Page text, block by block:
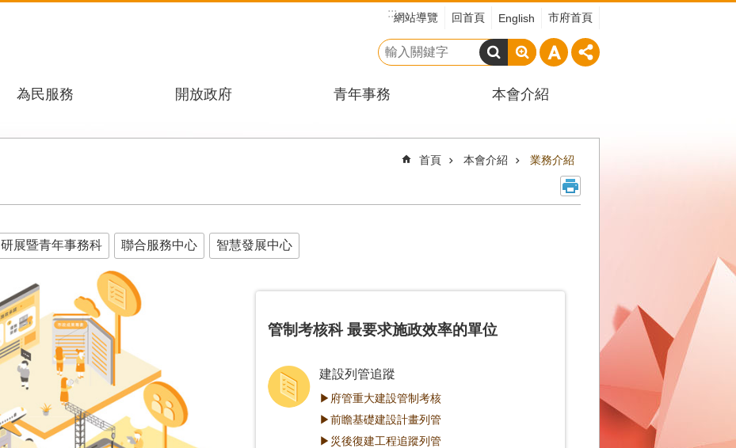
:::網站導覽 回首頁 English 市府首頁
搜
尋
為民服務 開放政府 青年事務 本會介紹
首頁 本會介紹 業務介紹
研展暨青年事務科 聯合服務中心 智慧發展中心
管制考核科最要求施政效率的單位
建設列管追蹤
▶府管重大建設管制考核
▶前瞻基礎建設計畫列管
▶災後復建工程追蹤列管